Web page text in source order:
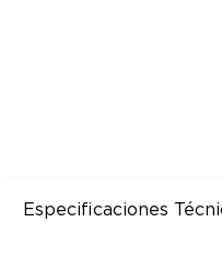
Especificaciones